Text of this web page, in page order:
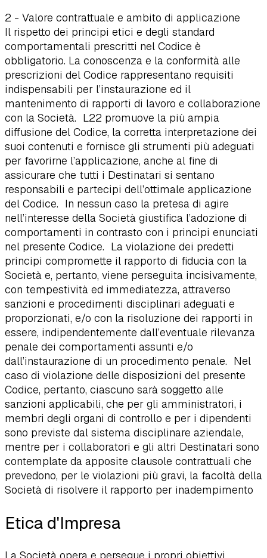
2 - Valore contrattuale e ambito di applicazione
Il rispetto dei principi etici e degli standard
comportamentali prescritti nel Codice è
obbligatorio. La conoscenza e la conformità alle
prescrizioni del Codice rappresentano requisiti
indispensabili per l’instaurazione ed il
mantenimento di rapporti di lavoro e collaborazione
con la Società. L22 promuove la più ampia
diffusione del Codice, la corretta interpretazione dei
suoi contenuti e fornisce gli strumenti più adeguati
per favorirne l’applicazione, anche al fine di
assicurare che tutti i Destinatari si sentano
responsabili e partecipi dell’ottimale applicazione
del Codice. In nessun caso la pretesa di agire
nell’interesse della Società giustifica l’adozione di
comportamenti in contrasto con i principi enunciati
nel presente Codice. La violazione dei predetti
principi compromette il rapporto di fiducia con la
Società e, pertanto, viene perseguita incisivamente,
con tempestività ed immediatezza, attraverso
sanzioni e procedimenti disciplinari adeguati e
proporzionati, e/o con la risoluzione dei rapporti in
essere, indipendentemente dall’eventuale rilevanza
penale dei comportamenti assunti e/o
dall’instaurazione di un procedimento penale. Nel
caso di violazione delle disposizioni del presente
Codice, pertanto, ciascuno sarà soggetto alle
sanzioni applicabili, che per gli amministratori, i
membri degli organi di controllo e per i dipendenti
sono previste dal sistema disciplinare aziendale,
mentre per i collaboratori e gli altri Destinatari sono
contemplate da apposite clausole contrattuali che
prevedono, per le violazioni più gravi, la facoltà della
Società di risolvere il rapporto per inadempimento
Etica d'Impresa
La Società opera e persegue i propri obiettivi